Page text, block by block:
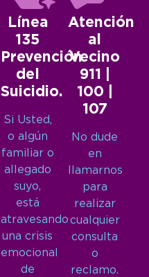
Línea
135
Prevención
del
Suicidio.
Si Usted,
o algún
familiar o
allegado
suyo,
está
atravesando
una crisis
emocional
de
Atención
al
Vecino
911 |
100 |
107
No dude
en
llamarnos
para
realizar
cualquier
consulta
o
reclamo.